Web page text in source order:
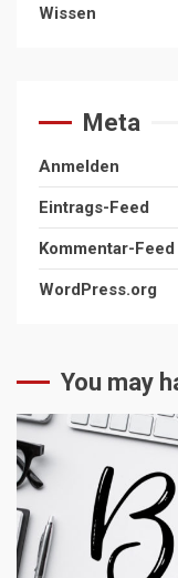
Wissen
Meta
Anmelden
Eintrags-Feed
Kommentar-Feed
WordPress.org
You may